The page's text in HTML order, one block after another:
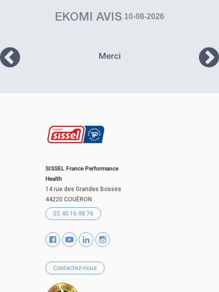
EKOMI AVIS 10-08-2026
Merci
SISSEL France Performance
Health
14 rue des Grandes Bosses
44220 COUËRON
02 40 16 98 76
Contactez-nous